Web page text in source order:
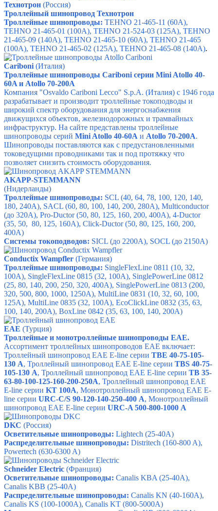
Технотрон (Россия)
Троллейный шинопровод Технотрон
Троллейные шинопроводы: TEHNO 21-465-11 (60А),
TEHNO 21-465-01 (100А), TEHNO 21-524-03 (125А), TEHNO
21-465-09 (140А), TEHNO 21-465-10 (60А), TEHNO 21-465
(100А), TEHNO 21-465-02 (125А), TEHNO 21-465-08 (140А).
Cariboni (Италия)
Троллейные шинопроводы Cariboni серии Mini Atollo 40-
60A и Atollo 70-200A
Компания "Osvaldo Cariboni Lecco" S.p.A. (Италия) с 1946 года
разрабатывает и производит троллейные токоподводы и
широкий спектр оборудования для энергоснабжения
движущихся объектов, железнодорожных и трамвайных
инфраструктур. На сайте представлены троллейные
шинопроводы серий Mini Atollo 40-60A и Atollo 70-200A.
Шинопроводы поставляются как с предустановленными
токоведущими проводниками так и под протяжку что
позволяет снизить стоимость оборудования.
AKAPP-STEMMANN
(Нидерланды)
Троллейные шинопроводы: SCL (40, 64, 78, 100, 120, 140,
180, 240A), SACL (60, 80, 100, 140, 200, 280A), Multiconductor
(до 320А), Pro-Ductor(50, 80, 125, 160, 200, 400A), 4-Ductor
(35, 50, 80, 125, 160A), Click-Ductor(50, 80, 125, 160, 200,
400A)
Системы токоподводов: SICL (до 2200А), SOCL (до 2150А)
Conductix Wampfler (Германия)
Троллейные шинопроводы: SingleFlexLine 0811 (10, 32,
100A), SingleFlexLine 0815 (32, 100A), SinglePowerLine 0812
(25, 80, 140, 200, 250, 320, 400A), SinglePowerLine 0813 (200,
320, 500, 800, 1000, 1250A), MultiLine 0831 (10, 32, 60, 100,
125A), MultiLine 0835 (32, 100A), EcoClickLine 0832 (35, 63,
100, 140, 200A), BoxLine 0842 (35, 63, 100, 140, 200A)
EAE (Турция)
Троллейные и монотроллейные шинопроводы ЕАЕ.
Ассортимент троллейных шинопроводов ЕАЕ включает:
Троллейный шинопровод EAE E-line серии TBE 40-75-105-
130 А, Троллейный шинопровод EAE E-line серии TBS 40-75-
105-130 А, Троллейный шинопровод EAE E-line серии TB 35-
63-80-100-125-160-200-250A, Троллейный шинопровод EAE
E-line серии KT 100A, Монотроллейный шинопровод EAE E-
line серии URC-C/S 90-120-140-250-400 А, Монотроллейный
шинопровод EAE E-line серии URC-A 500-800-1000 А
DKC (Россия)
Осветительные шинопроводы: Lightech (25-40A)
Распределительные шинопроводы: Distritech (160-800 A),
Powertech (630-6300 A)
Schneider Electric (Франция)
Осветительные шинопроводы: Canalis KBA (25-40A),
Canalis KBB (25-40A)
Распределительные шинопроводы: Canalis KN (40-160A),
Canalis KS (100-1000A), Canalis KT (800-5000A)